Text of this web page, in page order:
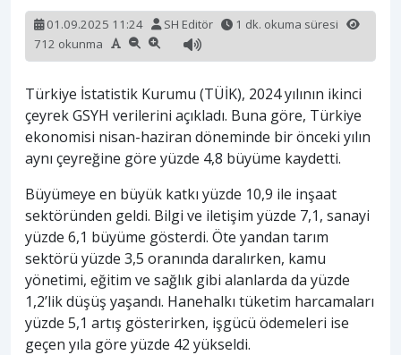
01.09.2025 11:24 SH Editör
1 dk. okuma süresi
712 okunma
Türkiye İstatistik Kurumu (TÜİK), 2024 yılının ikinci
çeyrek GSYH verilerini açıkladı. Buna göre, Türkiye
ekonomisi nisan-haziran döneminde bir önceki yılın
aynı çeyreğine göre yüzde 4,8 büyüme kaydetti.
Büyümeye en büyük katkı yüzde 10,9 ile inşaat
sektöründen geldi. Bilgi ve iletişim yüzde 7,1, sanayi
yüzde 6,1 büyüme gösterdi. Öte yandan tarım
sektörü yüzde 3,5 oranında daralırken, kamu
yönetimi, eğitim ve sağlık gibi alanlarda da yüzde
1,2’lik düşüş yaşandı. Hanehalkı tüketim harcamaları
yüzde 5,1 artış gösterirken, işgücü ödemeleri ise
geçen yıla göre yüzde 42 yükseldi.